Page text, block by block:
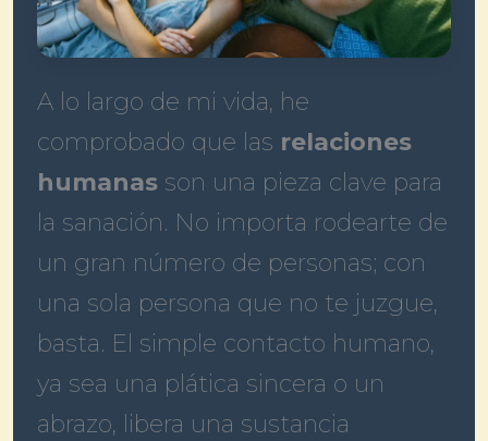
A lo largo de mi vida, he
comprobado que las relaciones
humanas son una pieza clave para
la sanación. No importa rodearte de
un gran número de personas; con
una sola persona que no te juzgue,
basta. El simple contacto humano,
ya sea una plática sincera o un
abrazo, libera una sustancia